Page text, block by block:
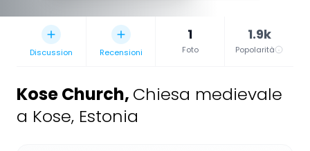
Discussion Recensioni
1
Foto
1.9k
Popolarità
Kose Church, Chiesa medievale
a Kose, Estonia